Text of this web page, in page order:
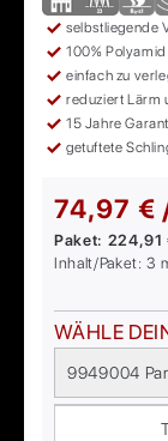
selbstliegende
100% Polyamid
einfach zu
reduziert Lärm
15 Jahre
getuftete
74,97 €
Paket: 224,91
Inhalt/Paket:3
WÄHLE
9949004